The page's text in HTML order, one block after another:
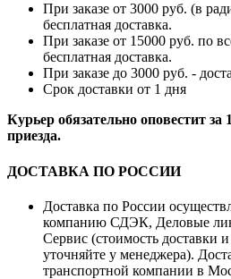
При заказе от 3000 руб. (в
бесплатная доставка.
При заказе от 15000 руб. по
бесплатная доставка.
При заказе до 3000 руб. -
Срок доставки от 1 дня
Курьер обязательно оповестит за
приезда.
ДОСТАВКА ПО РОССИИ
Доставка по России
компанию СДЭК, Деловые
Сервис (стоимость доставки
уточняйте у менеджера).
транспортной компании в